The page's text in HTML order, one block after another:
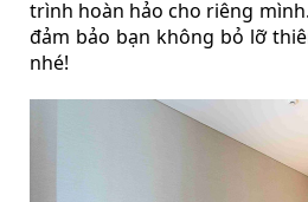
trình hoàn hảo cho riêng
đảm bảo bạn không bỏ lỡ
nhé!